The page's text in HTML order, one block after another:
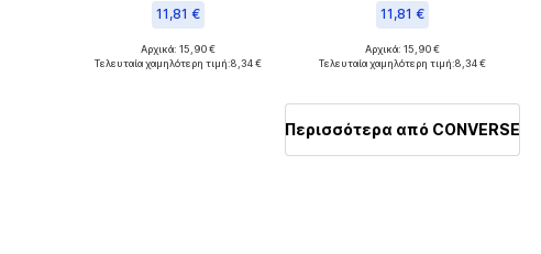
11,81 €
Αρχικά: 15,90 €
Τελευταία χαμηλότερη τιμή:8,34 €
11,81 €
Αρχικά: 15,90 €
Τελευταία χαμηλότερη τιμή:8,34 €
Περισσότερα από CONVERSE